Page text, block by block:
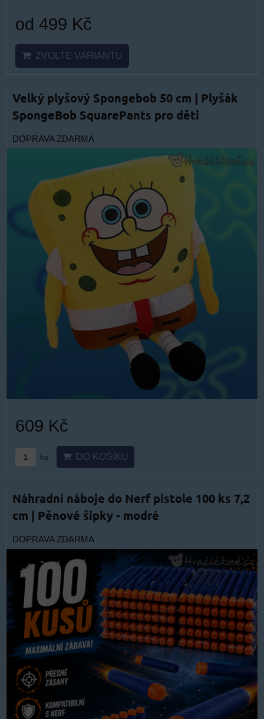
od 499 Kč
ZVOLTE VARIANTU
Velký plyšový Spongebob 50 cm | Plyšák
SpongeBob SquarePants pro děti
DOPRAVA ZDARMA
609 Kč
ks DO KOŠÍKU
Náhradní náboje do Nerf pistole 100 ks 7,2
cm | Pěnové šipky - modré
DOPRAVA ZDARMA